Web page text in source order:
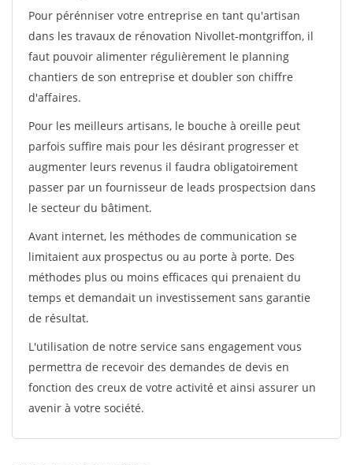
Pour pérénniser votre entreprise en tant qu'artisan
dans les travaux de rénovation Nivollet-montgriffon, il
faut pouvoir alimenter régulièrement le planning
chantiers de son entreprise et doubler son chiffre
d'affaires.
Pour les meilleurs artisans, le bouche à oreille peut
parfois suffire mais pour les désirant progresser et
augmenter leurs revenus il faudra obligatoirement
passer par un fournisseur de leads prospectsion dans
le secteur du bâtiment.
Avant internet, les méthodes de communication se
limitaient aux prospectus ou au porte à porte. Des
méthodes plus ou moins efficaces qui prenaient du
temps et demandait un investissement sans garantie
de résultat.
L'utilisation de notre service sans engagement vous
permettra de recevoir des demandes de devis en
fonction des creux de votre activité et ainsi assurer un
avenir à votre société.